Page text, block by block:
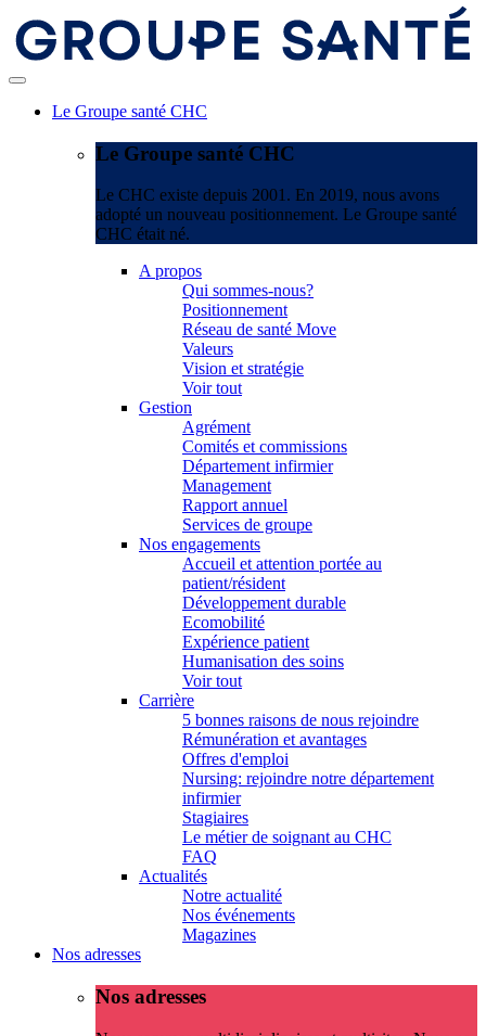
Le Groupe santé CHC
Le Groupe santé CHC
Le CHC existe depuis 2001. En 2019, nous avons
adopté un nouveau positionnement. Le Groupe santé
CHC était né.
A propos
Qui sommes-nous?
Positionnement
Réseau de santé Move
Valeurs
Vision et stratégie
Voir tout
Gestion
Agrément
Comités et commissions
Département infirmier
Management
Rapport annuel
Services de groupe
Nos engagements
Accueil et attention portée au
patient/résident
Développement durable
Ecomobilité
Expérience patient
Humanisation des soins
Voir tout
Carrière
5 bonnes raisons de nous rejoindre
Rémunération et avantages
Offres d'emploi
Nursing: rejoindre notre département
infirmier
Stagiaires
Le métier de soignant au CHC
FAQ
Actualités
Notre actualité
Nos événements
Magazines
Nos adresses
Nos adresses